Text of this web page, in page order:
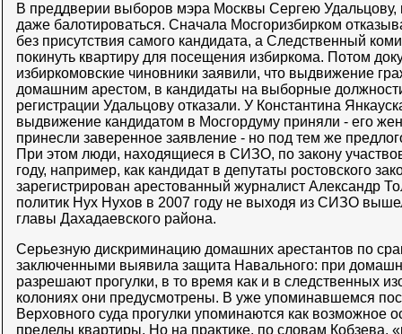
В преддверии выборов мэра Москвы Сергею Удальцову,
даже балотироваться. Сначала Мосгоризбирком
без присутствия самого кандидата, а Следственный
покинуть квартиру для посещения избиркома. Потом
избиркомовские чиновники заявили, что выдвижение
домашним арестом, в кандидаты на выборные
регистрации Удальцову отказали. У Константина
выдвижение кандидатом в Мосгордуму приняли - его
принесли заверенное заявление - но под тем же
При этом люди, находящиеся в СИЗО, по закону
году, например, как кандидат в депутаты ростовского
зарегистрирован арестованный журналист Александр
политик Нух Нухов в 2007 году не выходя из СИЗО
главы Дахадаевского района.
Серьезную дискриминацию домашних арестантов по
заключенными выявила защита Навального: при
разрешают прогулки, в то время как и в следственных
колониях они предусмотрены. В уже упоминавшемся
Верховного суда прогулки упоминаются как возможное
пределы квартиры. Но на практике, по словам Кобзева,